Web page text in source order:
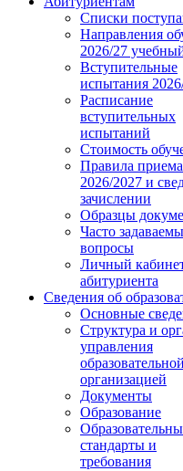
Списки
Направления
2026/27
Вступительные
испытания
Расписание
вступительных
испытаний
Стоимость
Правила приема
2026/2027 и
зачислении
Образцы
Часто
вопросы
Личный
абитуриента
Сведения об
Основные
Структура и
управления
образовательной
организацией
Документы
Образование
стандарты и
требования